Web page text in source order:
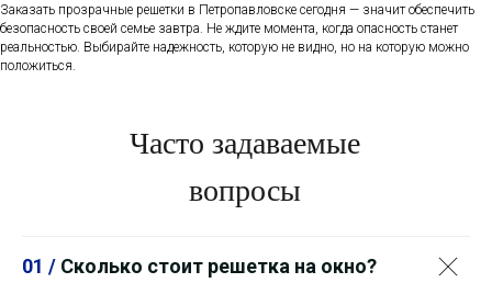
Заказать прозрачные решетки в Петропавловске сегодня — значит обеспечить
безопасность своей семье завтра. Не ждите момента, когда опасность станет
реальностью. Выбирайте надежность, которую не видно, но на которую можно
положиться.
Часто задаваемые
вопросы
01 / Сколько стоит решетка на окно?